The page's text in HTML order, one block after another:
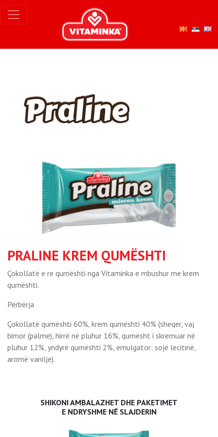
PRALINE KREM QUMËSHTI
Çokollatë e re qumështi nga Vitaminka e mbushur me krem
qumështi.
Përbërja
Çokollatë qumështi 60%, krem qumështi 40% (sheqer, vaj
bimor (palme), hirrë në pluhur 16%, qumësht i skremuar në
pluhur 12%, yndyrë qumështi 2%, emulgator: sojë lecitinë,
aromë vanilje).
SHIKONI AMBALAZHET DHE PAKETIMET
E NDRYSHME NË SLAJDERIN